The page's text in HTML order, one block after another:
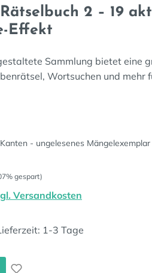
2 – 19
Effekt
Sammlung bietet eine
Wortsuchen und mehr
- ungelesenes Mängelexemplar
gespart)
Versandkosten
1-3 Tage